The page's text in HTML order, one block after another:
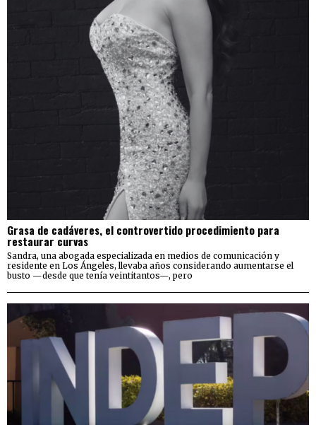
Grasa de cadáveres, el controvertido procedimiento para
restaurar curvas
Sandra, una abogada especializada en medios de comunicación y
residente en Los Ángeles, llevaba años considerando aumentarse el
busto —desde que tenía veintitantos—, pero